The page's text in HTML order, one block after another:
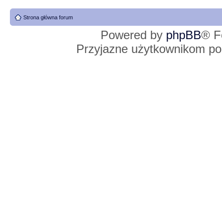
Strona główna forum
Powered by phpBB®
Przyjazne użytkownikom